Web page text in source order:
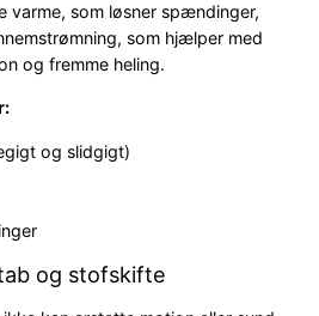
varme, som løsner spændinger,
som hjælper med
og fremme heling.
og slidgigt)
og stofskifte